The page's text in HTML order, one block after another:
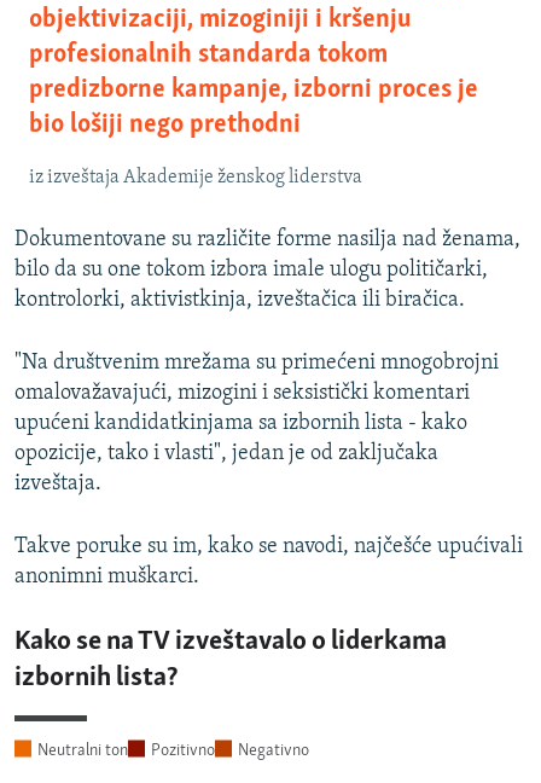
objektivizaciji, mizoginiji i kršenju
profesionalnih standarda tokom
predizborne kampanje, izborni proces je
bio lošiji nego prethodni
iz izveštaja Akademije ženskog liderstva
Dokumentovane su različite forme nasilja nad ženama,
bilo da su one tokom izbora imale ulogu političarki,
kontrolorki, aktivistkinja, izveštačica ili biračica.
"Na društvenim mrežama su primećeni mnogobrojni
omalovažavajući, mizogini i seksistički komentari
upućeni kandidatkinjama sa izbornih lista - kako
opozicije, tako i vlasti", jedan je od zaključaka
izveštaja.
Takve poruke su im, kako se navodi, najčešće upućivali
anonimni muškarci.